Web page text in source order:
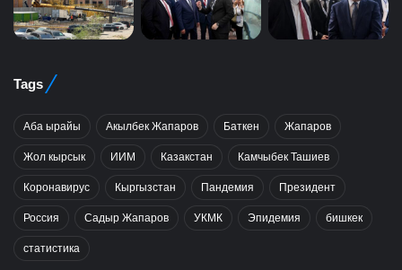
Tags
Аба ырайы Акылбек Жапаров Баткен Жапаров
Жол кырсык ИИМ Казакстан Камчыбек Ташиев
Коронавирус Кыргызстан Пандемия Президент
Россия Садыр Жапаров УКМК Эпидемия бишкек
статистика